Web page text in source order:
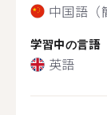
中国語（
学習中の言語
英語